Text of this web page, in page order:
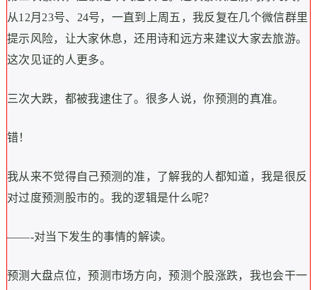
从12月23号、24号，一直到上周五，我反复在几个微信群里
提示风险，让大家休息，还用诗和远方来建议大家去旅游。
这次见证的人更多。
三次大跌，都被我逮住了。很多人说，你预测的真准。
错！
我从来不觉得自己预测的准，了解我的人都知道，我是很反
对过度预测股市的。我的逻辑是什么呢？
——-对当下发生的事情的解读。
预测大盘点位，预测市场方向，预测个股涨跌，我也会干一